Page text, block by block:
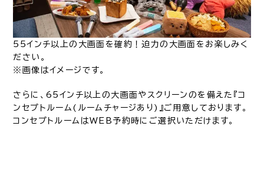
55インチ以上の大画面を確約！迫力の大画面をお楽しみく
ださい。
※画像はイメージです。
さらに、65インチ以上の大画面やスクリーンのを備えた『コ
ンセプトルーム(ルームチャージあり)』ご用意しております。
コンセプトルームはWEB予約時にご選択いただけます。